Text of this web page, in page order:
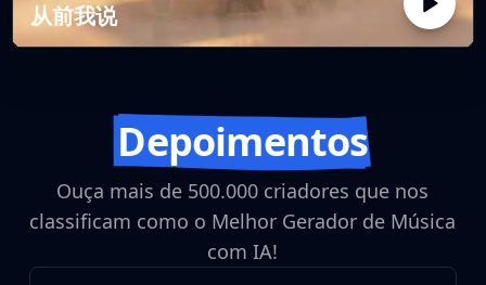
从前我说
Depoimentos
Ouça mais de 500.000 criadores que nos
classificam como o Melhor Gerador de Música
com IA!